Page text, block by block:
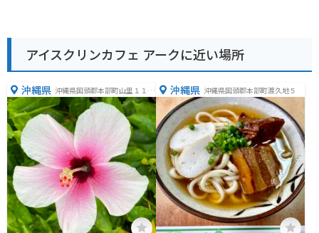
アイスクリンカフェ アークに近い場所
沖縄県 沖縄県国頭郡本部町山里１１５
３−２
沖縄県 沖縄県国頭郡本部町渡久地５